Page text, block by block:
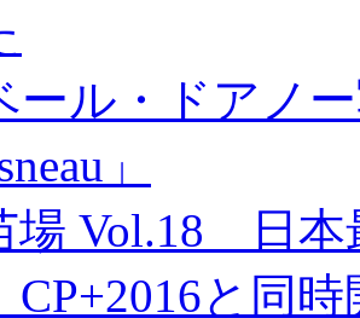
ール・ドアノ
」
場 Vol.18 日本
と同時